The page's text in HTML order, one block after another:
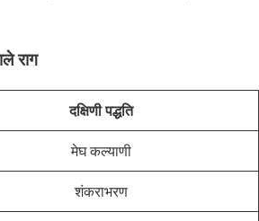
राग
दक्षिणी पद्धति
मेघ कल्याणी
शंकराभरण